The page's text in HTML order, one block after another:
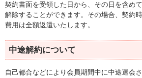
契約書面を受領した日から、その日を含め
解除することができます。その場合、契約
費用は全額返還いたします。
中途解約について
自己都合などにより会員期間中に中途退会